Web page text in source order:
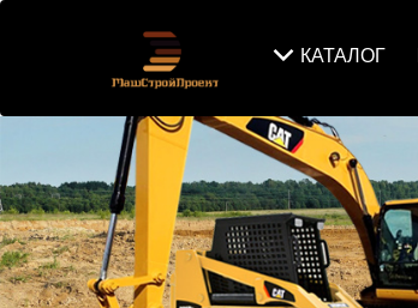
КАТАЛОГ